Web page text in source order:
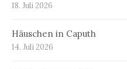
18. Juli 2026
Häuschen in Caputh
14. Juli 2026